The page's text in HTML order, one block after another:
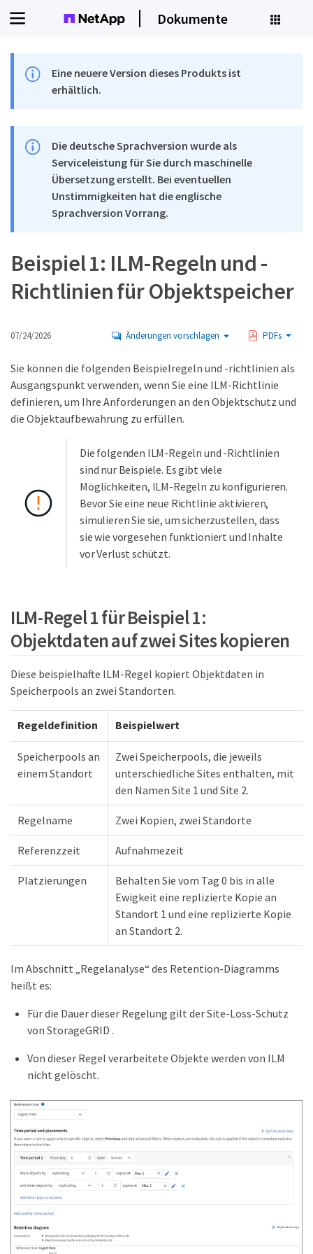
Dokumente
Eine neuere Version dieses Produkts ist
erhältlich.
Die deutsche Sprachversion wurde als
Serviceleistung für Sie durch maschinelle
Übersetzung erstellt. Bei eventuellen
Unstimmigkeiten hat die englische
Sprachversion Vorrang.
Beispiel 1: ILM-Regeln und -
Richtlinien für Objektspeicher
07/24/2026 Änderungen vorschlagen PDFs
Sie können die folgenden Beispielregeln und -richtlinien als
Ausgangspunkt verwenden, wenn Sie eine ILM-Richtlinie
definieren, um Ihre Anforderungen an den Objektschutz und
die Objektaufbewahrung zu erfüllen.
Die folgenden ILM-Regeln und -Richtlinien
sind nur Beispiele. Es gibt viele
Möglichkeiten, ILM-Regeln zu konfigurieren.
Bevor Sie eine neue Richtlinie aktivieren,
simulieren Sie sie, um sicherzustellen, dass
sie wie vorgesehen funktioniert und Inhalte
vor Verlust schützt.
ILM-Regel 1 für Beispiel 1:
Objektdaten auf zwei Sites kopieren
Diese beispielhafte ILM-Regel kopiert Objektdaten in
Speicherpools an zwei Standorten.
Regeldefinition Beispielwert
Speicherpools an
einem Standort
Zwei Speicherpools, die jeweils
unterschiedliche Sites enthalten, mit
den Namen Site 1 und Site 2.
Regelname Zwei Kopien, zwei Standorte
Referenzzeit Aufnahmezeit
Platzierungen
Behalten Sie vom Tag 0 bis in alle
Ewigkeit eine replizierte Kopie an
Standort 1 und eine replizierte Kopie
an Standort 2.
Im Abschnitt „Regelanalyse“ des Retention-Diagramms
heißt es:
Für die Dauer dieser Regelung gilt der Site-Loss-Schutz
von StorageGRID .
Von dieser Regel verarbeitete Objekte werden von ILM
nicht gelöscht.